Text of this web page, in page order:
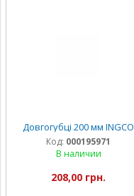
Довгогубці 200 мм INGCO
Код: 000195971
В наличии
208,00 грн.